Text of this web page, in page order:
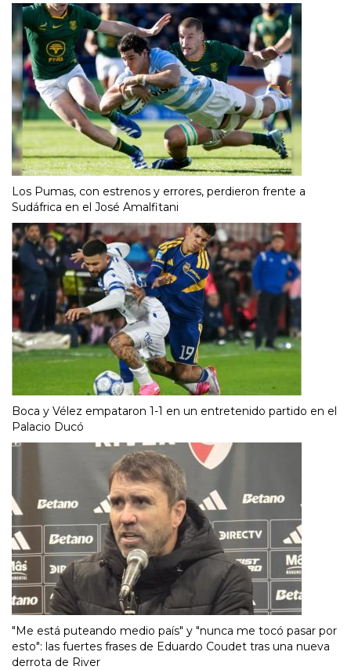
Los Pumas, con estrenos y errores, perdieron frente a
Sudáfrica en el José Amalfitani
Boca y Vélez empataron 1-1 en un entretenido partido en el
Palacio Ducó
"Me está puteando medio país" y "nunca me tocó pasar por
esto": las fuertes frases de Eduardo Coudet tras una nueva
derrota de River